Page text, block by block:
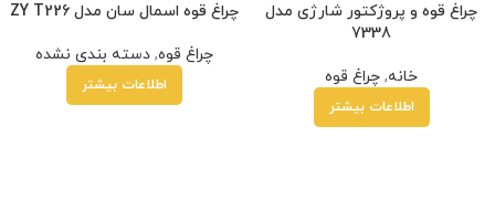
چراغ قوه و پروژکتور شارژی مدل
7338
خانه, چراغ قوه
اطلاعات بیشتر
چراغ قوه اسمال سان مدل ZY T226
چراغ قوه,دسته بندی نشده
اطلاعات بیشتر